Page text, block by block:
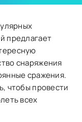
предлагает
снаряжения
сражения.
чтобы провести
всех